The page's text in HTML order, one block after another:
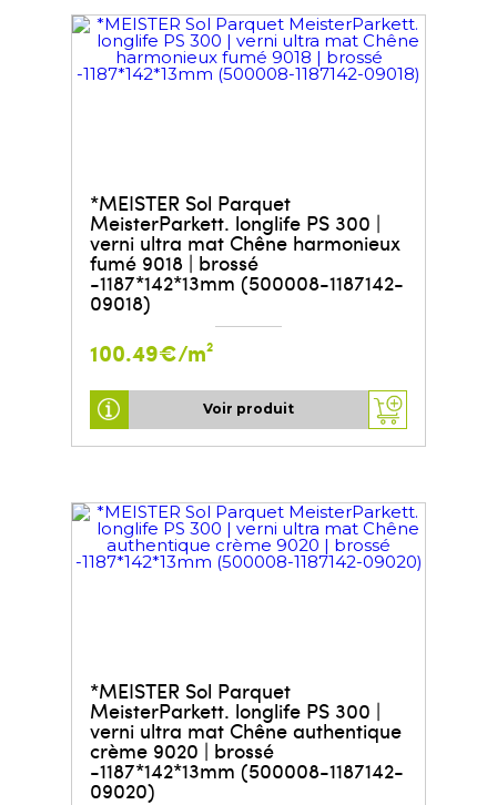
*MEISTER Sol Parquet
MeisterParkett. longlife PS 300 |
verni ultra mat Chêne harmonieux
fumé 9018 | brossé
-1187*142*13mm (500008-1187142-
09018)
100.49€/m²
Voir produit
*MEISTER Sol Parquet
MeisterParkett. longlife PS 300 |
verni ultra mat Chêne authentique
crème 9020 | brossé
-1187*142*13mm (500008-1187142-
09020)